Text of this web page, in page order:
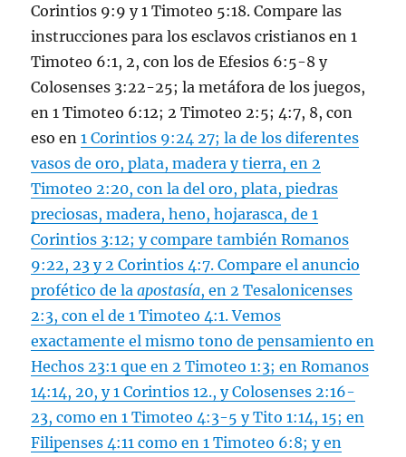
Corintios 9:9y1 Timoteo 5:18. Compare las
instrucciones para los esclavos cristianos en1
Timoteo 6:1 , 2, con los deEfesios 6:5-8 y
Colosenses 3:22-25; la metáfora de los juegos,
en1 Timoteo 6:12; 2 Timoteo 2:5; 4:7, 8, con
eso en1 Corintios 9:24 27; la de los diferentes
vasos de oro, plata, madera y tierra, en 2
Timoteo 2:20, con la del oro, plata, piedras
preciosas, madera, heno, hojarasca, de1
Corintios 3:12; y compare tambiénRomanos
9:22, 23 y 2 Corintios 4:7. Compare el anuncio
profético de laapostasía, en 2 Tesalonicenses
2:3, con el de1 Timoteo 4:1. Vemos
exactamente el mismo tono de pensamiento en
Hechos 23:1 que en 2 Timoteo 1:3; enRomanos
14:14, 20, y 1 Corintios 12., yColosenses 2:16-
23, como en1 Timoteo 4:3-5 yTito 1:14,15; en
Filipenses 4:11 como en1 Timoteo 6:8; y en